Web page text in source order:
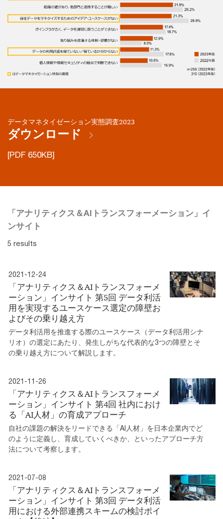
データマネタイゼーション実態調査2023
ダウンロード
[PDF 650KB]
「アナリティクス＆AIトランスフォーメーション」イ
ンサイト
5 results
2021-12-24
「アナリティクス＆AIトランスフォーメ
ーション」インサイト 第5回 データ利活
用を実現するユースケース選定の障壁お
よびその乗り越え方
データ利活用を推進する際のユースケース（データ利活用シナ
リオ）の選定にあたり、発生しがちな代表的な3つの障壁とそ
の乗り越え方について解説します。
2021-11-26
「アナリティクス＆AIトランスフォーメ
ーション」インサイト 第4回 社内におけ
る「AI人材」の育成アプローチ
自社の課題の解決をリードできる「AI人材」を日本企業内でど
のように定義し、育成していくべきか、といったアプローチ方
法について考察します。
2021-07-08
「アナリティクス＆AIトランスフォーメ
ーション」インサイト 第3回 データ利活
用における外部連携スキームの検討ポイ